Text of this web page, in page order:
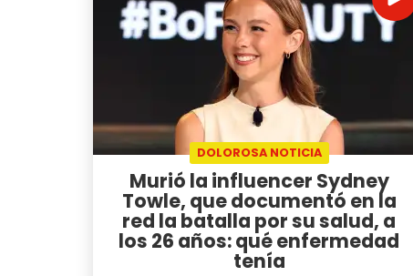
DOLOROSA NOTICIA
Murió la influencer Sydney
Towle, que documentó en la
red la batalla por su salud, a
los 26 años: qué enfermedad
tenía